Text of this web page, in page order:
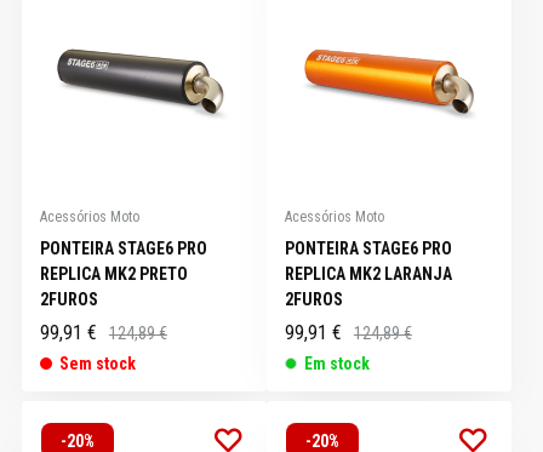
Acessórios Moto
PONTEIRA STAGE6 PRO
REPLICA MK2 PRETO
2FUROS
99,91 €
124,89 €
Sem stock
Acessórios Moto
PONTEIRA STAGE6 PRO
REPLICA MK2 LARANJA
2FUROS
99,91 €
124,89 €
Em stock
-20% -20%